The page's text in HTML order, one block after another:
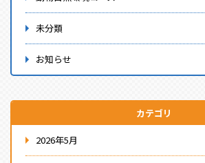
未分類
お知らせ
カテゴリ
2026年5月